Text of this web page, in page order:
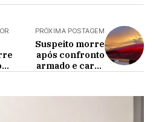
PRÓXIMA POSTAGEM
Suspeito morre
após confronto
armado e carro
Foz do Iguaçu